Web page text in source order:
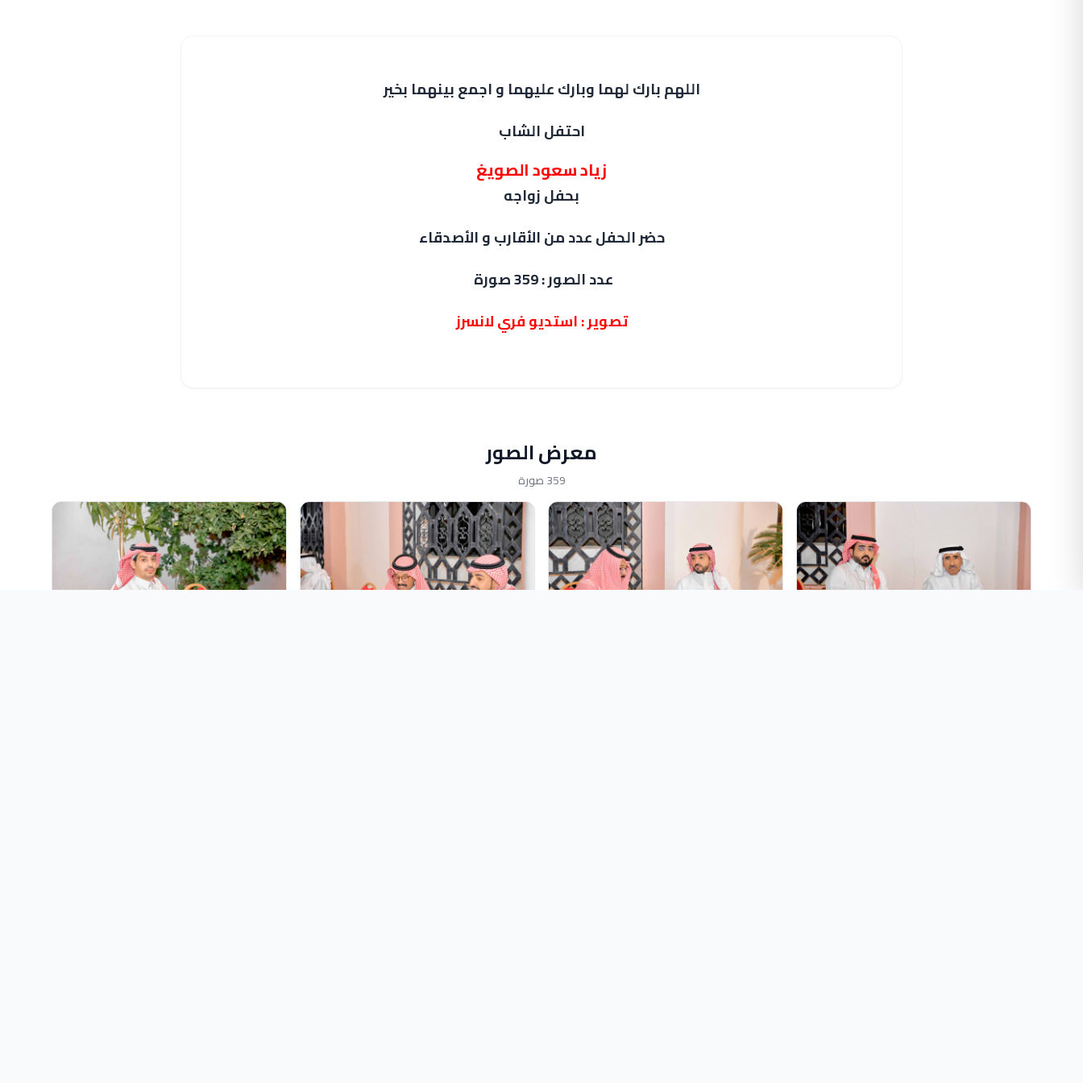
اللهم بارك لهما وبارك عليهما و اجمع بينهما بخير
احتفل الشاب
زياد سعود الصويغ
بحفل زواجه
حضر الحفل عدد من الأقارب و الأصدقاء
عدد الصور : 359 صورة
تصوير : استديو فري لانسرز
معرض الصور
359 صورة